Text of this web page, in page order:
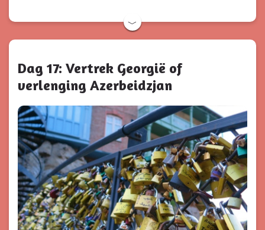
﹀
Dag 17: Vertrek Georgië of
verlenging Azerbeidzjan